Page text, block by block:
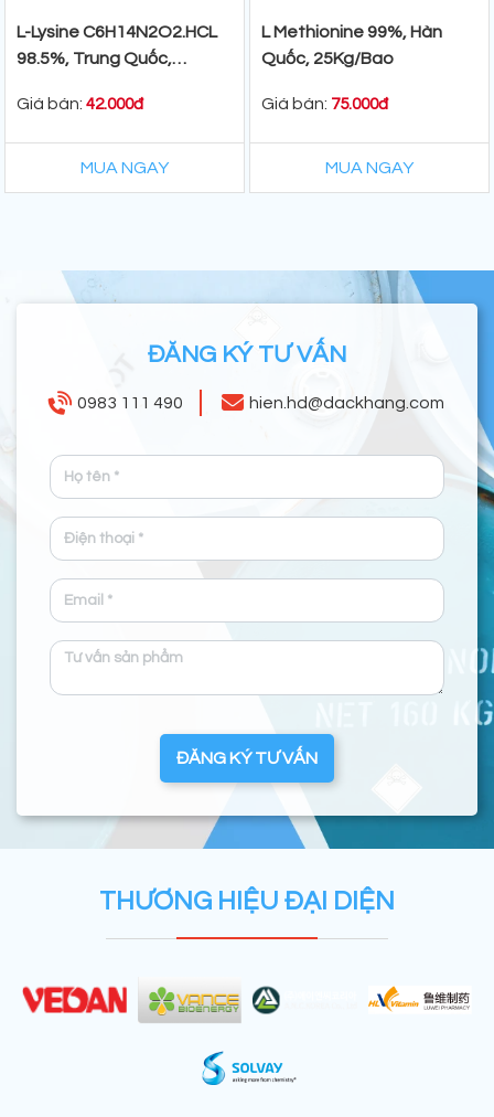
L-Lysine C6H14N2O2.HCL
98.5%, Trung Quốc,
Giá bán: 42.000đ
MUA NGAY
L Methionine 99%, Hàn
Quốc, 25Kg/Bao
Giá bán: 75.000đ
MUA NGAY
ĐĂNG KÝ TƯ VẤN
0983 111 490 hien.hd@dackhang.com
ĐĂNG KÝ TƯ VẤN
THƯƠNG HIỆU ĐẠI DIỆN